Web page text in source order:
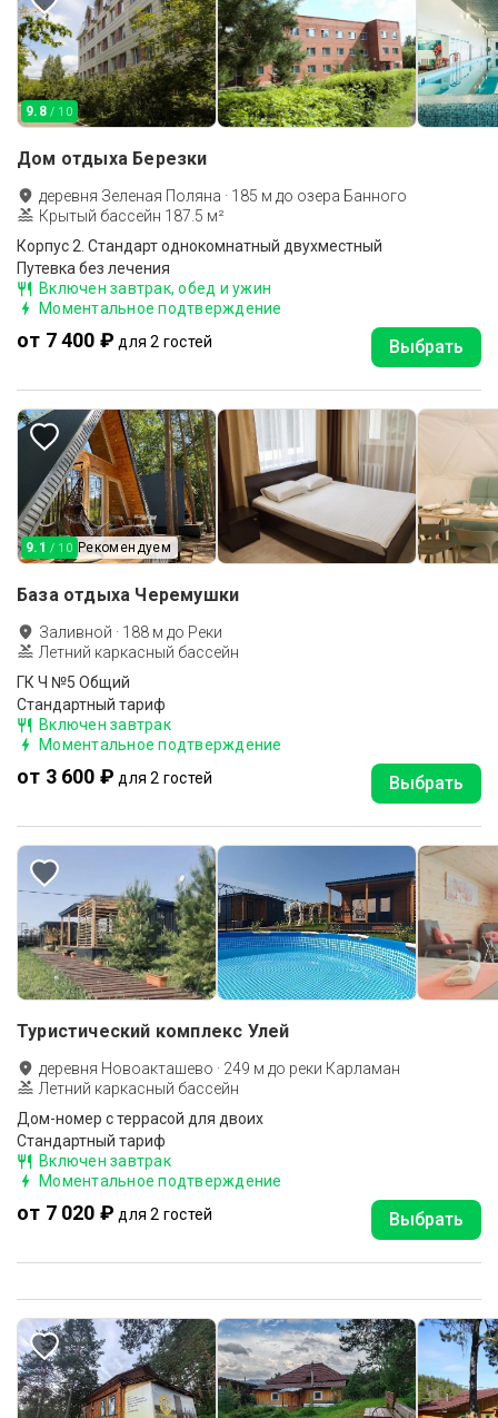
9.8 / 10
Дом отдыха Березки
деревня Зеленая Поляна · 185 м до озера Банного
Крытый бассейн 187.5 м²
Корпус 2. Стандарт однокомнатный двухместный
Путевка без лечения
Включен завтрак, обед и ужин
Моментальное подтверждение
от 7 400 ₽ для 2 гостей Выбрать
9.1 / 10 Рекомендуем
База отдыха Черемушки
Заливной · 188 м до Реки
Летний каркасный бассейн
ГК Ч №5 Общий
Стандартный тариф
Включен завтрак
Моментальное подтверждение
от 3 600 ₽ для 2 гостей Выбрать
Туристический комплекс Улей
деревня Новоакташево · 249 м до реки Карламан
Летний каркасный бассейн
Дом-номер с террасой для двоих
Стандартный тариф
Включен завтрак
Моментальное подтверждение
от 7 020 ₽ для 2 гостей Выбрать